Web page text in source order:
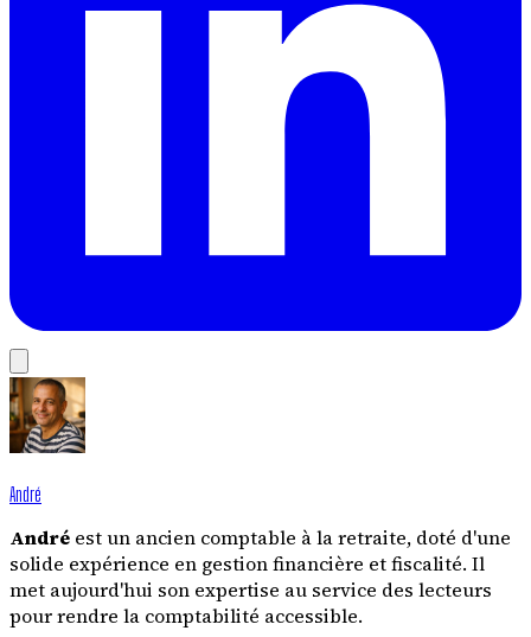
André
André est un ancien comptable à la retraite, doté d'une
solide expérience en gestion financière et fiscalité. Il
met aujourd'hui son expertise au service des lecteurs
pour rendre la comptabilité accessible.